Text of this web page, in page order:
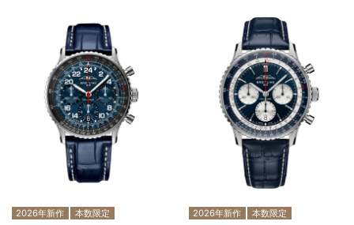
2026年新作 本数限定 2026年新作 本数限定